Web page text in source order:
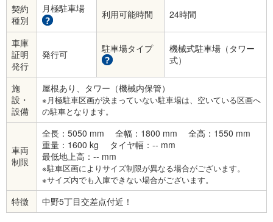
契約
種別
月極駐車場 利用可能時間 24時間
車庫
証明
発行
発行可 駐車場タイプ
機械式駐車場（タワー
式）
施
設・
設備
屋根あり、タワー（機械内保管）
※月極駐車区画が決まっていない駐車場は、空いている区画へ
の駐車となります。
車両
制限
全長：5050 mm 全幅：1800 mm
全高：1550 mm
重量：1600 kg
タイヤ幅：-- mm
最低地上高：-- mm
※駐車区画によりサイズ制限が異なる場合がございます。
※サイズ内でも入庫できない場合がございます。
特徴 中野5丁目交差点付近！